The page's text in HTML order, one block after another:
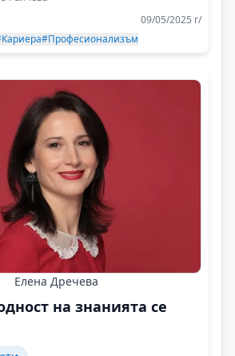
09/05/2025 г/
#Професионализъм
Елена Дречева
на знанията се